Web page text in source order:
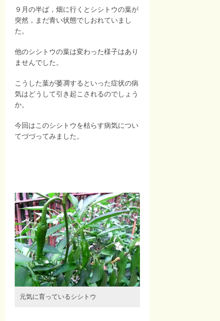
９月の半ば，畑に行くとシシトウの葉が
突然，まだ青い状態でしおれていまし
た。
他のシシトウの葉は変わった様子はあり
ませんでした。
こうした葉が萎凋するといった症状の病
気はどうして引き起こされるのでしょう
か。
今回はこのシシトウを枯らす病気につい
てづづってみました。
元気に育っているシシトウ